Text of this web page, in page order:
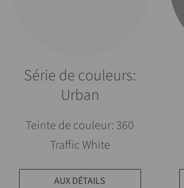
Série de couleurs:
Urban
Teinte de couleur: 360
Traffic White
AUX DÉTAILS